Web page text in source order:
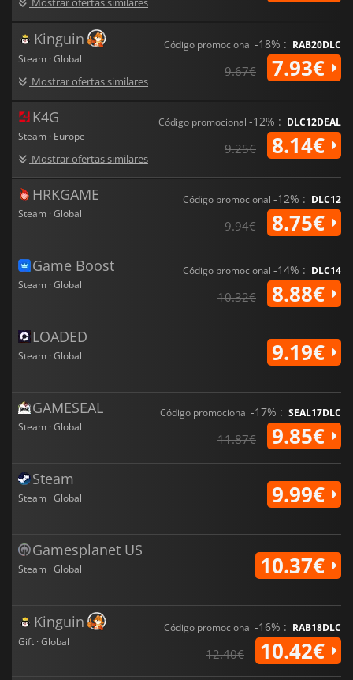
Kinguin
Steam · Global
Mostrar ofertas similares
Código promocional -18% : RAB20DLC
9.67€ 7.93€
K4G
Steam · Europe
Mostrar ofertas similares
Código promocional -12% : DLC12DEAL
9.25€ 8.14€
HRKGAME
Steam · Global
Código promocional -12% : DLC12
9.94€ 8.75€
Game Boost
Steam · Global
Código promocional -14% : DLC14
10.32€ 8.88€
LOADED
Steam · Global 9.19€
GAMESEAL
Steam · Global
Código promocional -17% : SEAL17DLC
11.87€ 9.85€
Steam
Steam · Global 9.99€
Gamesplanet US
Steam · Global 10.37€
Kinguin
Gift · Global
Código promocional -16% : RAB18DLC
12.40€ 10.42€